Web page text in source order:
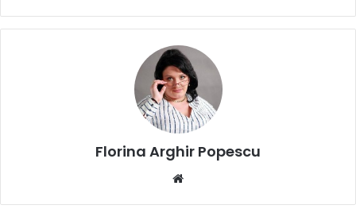
Florina Arghir Popescu